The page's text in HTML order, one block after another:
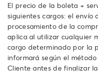
El precio de la boleta +
siguientes cargos: el
procesamiento de la
aplica al utilizar cualquier
cargo determinado por la
informará según el
Cliente antes de finalizar